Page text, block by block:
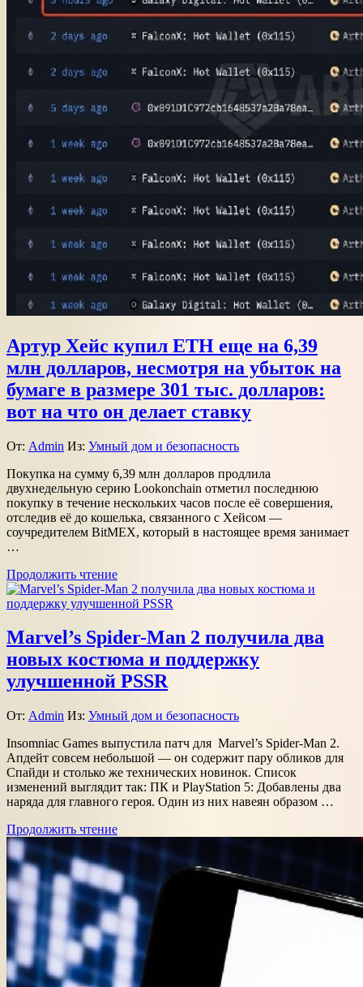
Артур Хейс купил ETH еще на 6,39
млн долларов, несмотря на убыток на
бумаге в размере 301 тыс. долларов:
вот на что он делает ставку
От: Admin Из: Умный дом и безопасность
Покупка на сумму 6,39 млн долларов продлила
двухнедельную серию Lookonchain отметил последнюю
покупку в течение нескольких часов после её совершения,
отследив её до кошелька, связанного с Хейсом —
соучредителем BitMEX, который в настоящее время занимает
…
Продолжить чтение
Marvel’s Spider-Man 2 получила два
новых костюма и поддержку
улучшенной PSSR
От: Admin Из: Умный дом и безопасность
Insomniac Games выпустила патч для Marvel’s Spider-Man 2.
Апдейт совсем небольшой — он содержит пару обликов для
Спайди и столько же технических новинок. Список
изменений выглядит так: ПК и PlayStation 5: Добавлены два
наряда для главного героя. Один из них навеян образом …
Продолжить чтение